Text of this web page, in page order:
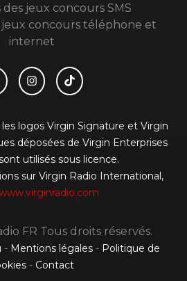
jeux concours SMS
jeux concours téléphone et
internet
logos Virgin Signature et Virgin
déposées de Virgin Enterprises
utilisés sous licence.
sur Virgin Radio International,
FR Tous droits réservés.
- Mentions légales - Politique de
- Contact